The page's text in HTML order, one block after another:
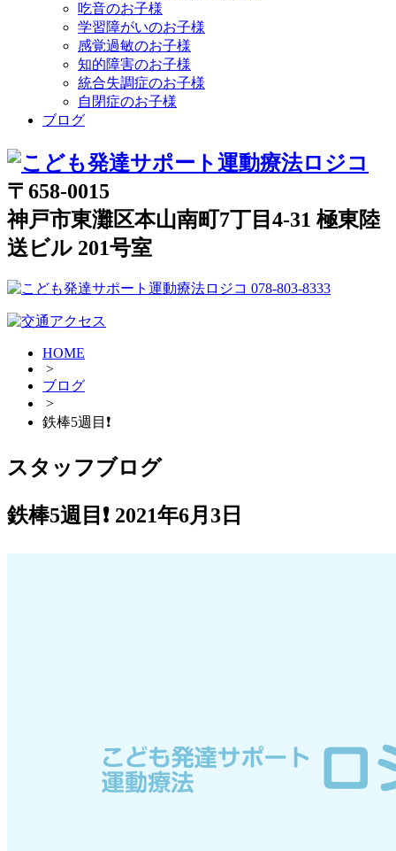
吃音のお子様
学習障がいのお子様
感覚過敏のお子様
知的障害のお子様
統合失調症のお子様
自閉症のお子様
ブログ
〒658-0015
神戸市東灘区本山南町7丁目4-31 極東陸
送ビル 201号室
HOME
>
ブログ
>
鉄棒5週目❗
スタッフブログ
鉄棒5週目❗ 2021年6月3日